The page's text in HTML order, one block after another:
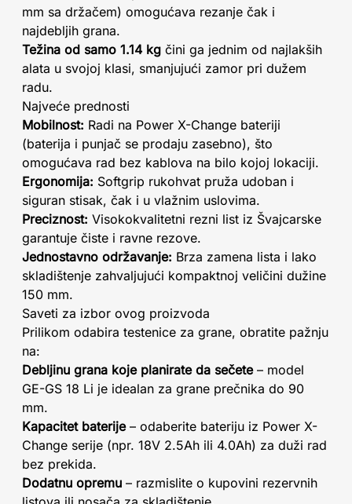
mm sa držačem) omogućava rezanje čak i
najdebljih grana.
Težina od samo 1.14 kg čini ga jednim od najlakših
alata u svojoj klasi, smanjujući zamor pri dužem
radu.
Najveće prednosti
Mobilnost: Radi na Power X-Change bateriji
(baterija i punjač se prodaju zasebno), što
omogućava rad bez kablova na bilo kojoj lokaciji.
Ergonomija: Softgrip rukohvat pruža udoban i
siguran stisak, čak i u vlažnim uslovima.
Preciznost: Visokokvalitetni rezni list iz Švajcarske
garantuje čiste i ravne rezove.
Jednostavno održavanje: Brza zamena lista i lako
skladištenje zahvaljujući kompaktnoj veličini dužine
150 mm.
Saveti za izbor ovog proizvoda
Prilikom odabira testenice za grane, obratite pažnju
na:
Debljinu grana koje planirate da sečete– model
GE-GS 18 Li je idealan za grane prečnika do 90
mm.
Kapacitet baterije– odaberite bateriju iz Power X-
Change serije (npr. 18V 2.5Ah ili 4.0Ah) za duži rad
bez prekida.
Dodatnu opremu – razmislite o kupovini rezervnih